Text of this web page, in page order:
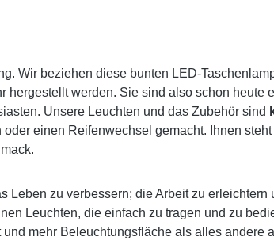
Wir beziehen diese bunten LED-
werden. Sie sind also schon heute
Unsere Leuchten und das Zubehör sind
einen Reifenwechsel gemacht. Ihnen
zu verbessern; die Arbeit zu
Leuchten, die einfach zu tragen und zu
mehr Beleuchtungsfläche als alles andere